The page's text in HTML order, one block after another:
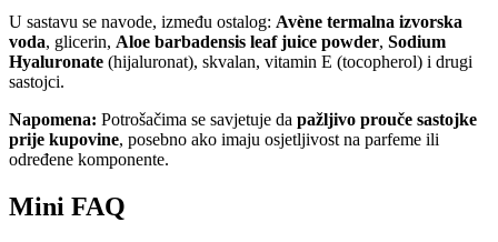
U sastavu se navode, između ostalog: Avène termalna izvorska
voda, glicerin, Aloe barbadensis leaf juice powder, Sodium
Hyaluronate (hijaluronat), skvalan, vitamin E (tocopherol) i drugi
sastojci.
Napomena: Potrošačima se savjetuje da pažljivo prouče sastojke
prije kupovine, posebno ako imaju osjetljivost na parfeme ili
određene komponente.
Mini FAQ